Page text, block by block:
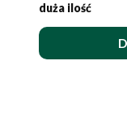
duża ilość